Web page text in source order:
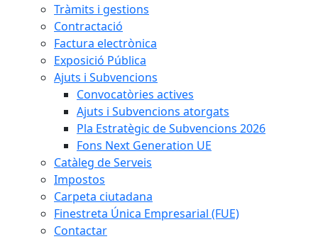
Tràmits i gestions
Contractació
Factura electrònica
Exposició Pública
Ajuts i Subvencions
Convocatòries actives
Ajuts i Subvencions atorgats
Pla Estratègic de Subvencions 2026
Fons Next Generation UE
Catàleg de Serveis
Impostos
Carpeta ciutadana
Finestreta Única Empresarial (FUE)
Contactar